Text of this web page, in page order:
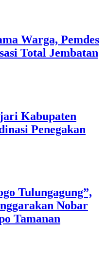
Warga, Pemdes
Total Jembatan
Kabupaten
Penegakan
Tulungagung”,
Nobar
Tamanan